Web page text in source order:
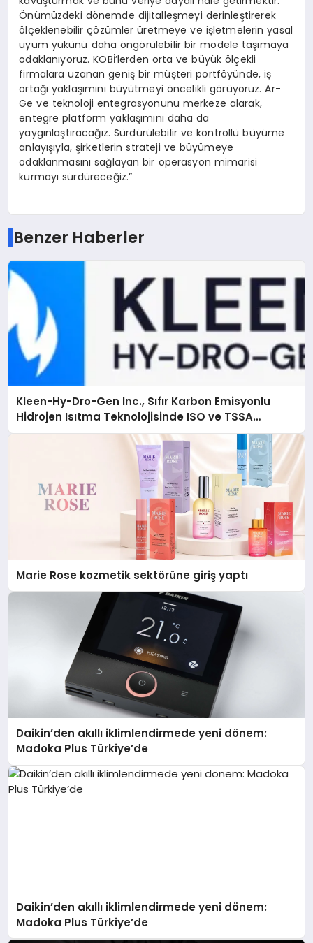
Önümüzdeki dönemde dijitalleşmeyi derinleştirerek
ölçeklenebilir çözümler üretmeye ve işletmelerin yasal
uyum yükünü daha öngörülebilir bir modele taşımaya
odaklanıyoruz. KOBİ’lerden orta ve büyük ölçekli
firmalara uzanan geniş bir müşteri portföyünde, iş
ortağı yaklaşımını büyütmeyi öncelikli görüyoruz. Ar-
Ge ve teknoloji entegrasyonunu merkeze alarak,
entegre platform yaklaşımını daha da
yaygınlaştıracağız. Sürdürülebilir ve kontrollü büyüme
anlayışıyla, şirketlerin strateji ve büyümeye
odaklanmasını sağlayan bir operasyon mimarisi
kurmayı sürdüreceğiz.”
Benzer Haberler
Kleen-Hy-Dro-Gen Inc., Sıfır Karbon Emisyonlu
Hidrojen Isıtma Teknolojisinde ISO ve TSSA
Düzenleyici Onaylarını Aldı
Marie Rose kozmetik sektörüne giriş yaptı
Daikin’den akıllı iklimlendirmede yeni dönem:
Madoka Plus Türkiye’de
Daikin’den akıllı iklimlendirmede yeni dönem:
Madoka Plus Türkiye’de